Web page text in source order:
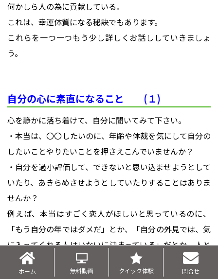
何かしら人の為に貢献している。
これは、幸運体質になる秘訣でもあります。
これらを一つ一つもう少し詳しくお話ししていきましょ
う。
自分の心に素直になること (１)
心を静かに落ち着けて、自分に聞いてみて下さい。
・本当は、〇〇したいのに、年齢や体裁を気にして自分の
したいことやりたいことを押さえこんでいませんか？
・自分を過小評価して、できないと思い込ませようとして
いたり、あきらめさせようとしていたりすることはありま
せんか？
例えば、本当はすごく恋人がほしいと思っているのに、
「もう自分の年ではダメだ」とか、「自分の外見では、気
に入ってくれる人はいないに決まっている」だとか、人と
比較して、そんなことばかり考えてしまい、おもしろくな
い時間を過ごしていませんか。
ホーム 無料動画 クイック体験 問合せ